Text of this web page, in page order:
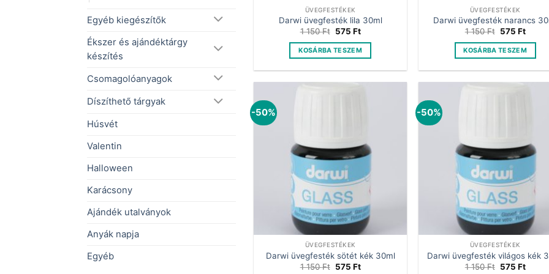
Egyéb kiegészítők
Ékszer és ajándéktárgy
készítés
Csomagolóanyagok
Díszíthető tárgyak
Húsvét
Valentin
Halloween
Karácsony
Ajándék utalványok
Anyák napja
Egyéb
ÜVEGFESTÉKEK
Darwi üvegfesték lila 30ml
1 150Ft Original
was:
1
575 FtCurrent
is:
575 Ft.
KOSÁRBA TESZEM
ÜVEGFESTÉKEK
Darwi üvegfesték narancs
1 150Ft Original
was:
1
575 Ft
is:
575 Ft.
KOSÁRBA TESZEM
-50%
ÜVEGFESTÉKEK
Darwi üvegfesték sötét kék 30ml
1 150Ft Original
575 FtCurrent
-50%
ÜVEGFESTÉKEK
Darwi üvegfesték világos kék
1 150Ft Original
575 Ft